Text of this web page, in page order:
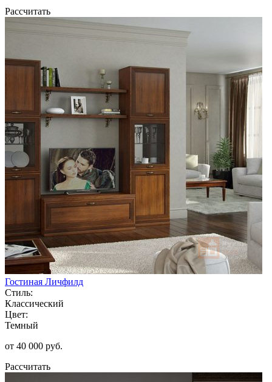
Рассчитать
Гостиная Личфилд
Стиль:
Классический
Цвет:
Темный
от 40 000 руб.
Рассчитать